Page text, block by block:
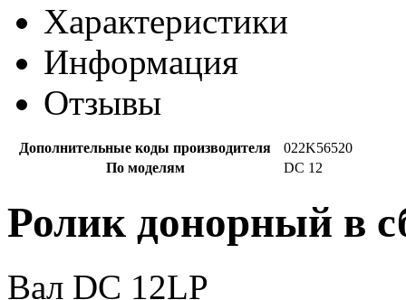
Характеристики
Информация
Отзывы
Дополнительные коды производителя
022K56520
По моделям
DC 12
Ролик донорный в
Вал DC 12LP